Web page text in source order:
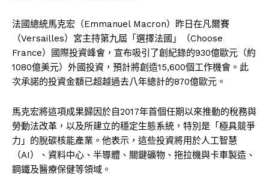
法國總統馬克宏（Emmanuel Macron）昨日在凡爾賽
（Versailles）宮主持第九屆「選擇法國」（Choose
France）國際投資峰會，宣布吸引了創紀錄的930億歐元（約
1080億美元）外國投資，預計將創造15,600個工作機會。此
次承諾的投資金額已超越過去八年總計的870億歐元。
馬克宏將這項成果歸因於自2017年首個任期以來推動的稅務與
勞動法改革，以及所建立的穩定生態系統，特別是「極具競爭
力」的脫碳核能產業。他表示，這些投資將用於人工智慧
（AI）、資料中心、半導體、關鍵礦物、拖拉機與卡車製造、
鋼鐵及醫療保健等領域。